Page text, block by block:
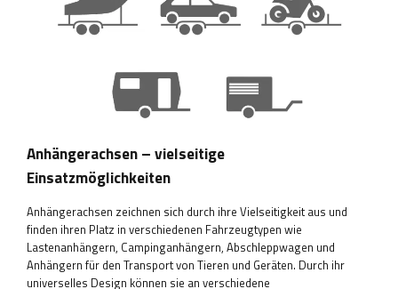
Anhängerachsen – vielseitige
Einsatzmöglichkeiten
Anhängerachsen zeichnen sich durch ihre Vielseitigkeit aus und
finden ihren Platz in verschiedenen Fahrzeugtypen wie
Lastenanhängern, Campinganhängern, Abschleppwagen und
Anhängern für den Transport von Tieren und Geräten. Durch ihr
universelles Design können sie an verschiedene